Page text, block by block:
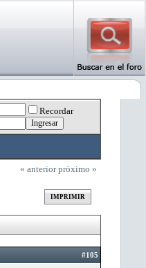
Recordar
« anterior próximo »
IMPRIMIR
#105